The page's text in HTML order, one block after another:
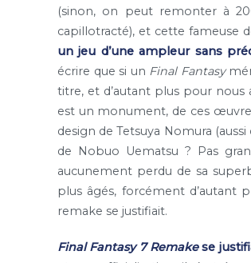
(sinon, on peut remonter à
capillotracté), et cette fameuse
un jeu d’une ampleur sans
écrire que si un Final Fantasy
titre, et d’autant plus pour nous
est un monument, de ces
design de Tetsuya Nomura
de Nobuo Uematsu ? Pas
aucunement perdu de sa
plus âgés, forcément d’autant
remake se justifiait.
Final Fantasy 7 Remakese